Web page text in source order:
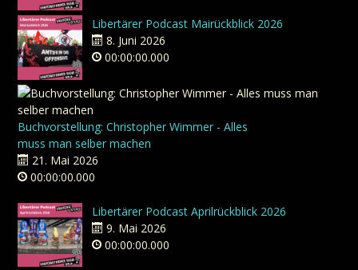
Libertärer Podcast Mairückblick 2026
8. Juni 2026
00:00:00.000
Buchvorstellung: Christopher Wimmer - Alles
muss man selber machen
21. Mai 2026
00:00:00.000
Libertärer Podcast Aprilrückblick 2026
9. Mai 2026
00:00:00.000